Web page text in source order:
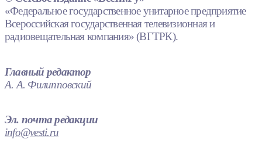
«Федеральное государственное унитарное предприятие
Всероссийская государственная телевизионная и
радиовещательная компания» (ВГТРК).
Главный редактор
А. А. Филипповский
Эл. почта редакции
info@vesti.ru